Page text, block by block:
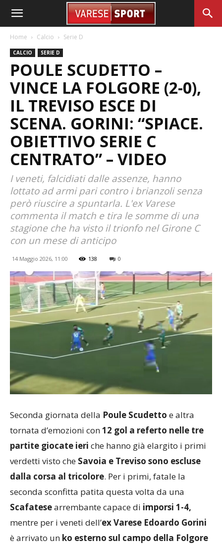
Home Calcio Serie D
CALCIO SERIE D
POULE SCUDETTO –
VINCE LA FOLGORE (2-0),
IL TREVISO ESCE DI
SCENA. GORINI: “SPIACE.
OBIETTIVO SERIE C
CENTRATO” – VIDEO
I veneti, falcidiati dalle assenze, hanno
lottato ad armi pari contro i brianzoli senza
però riuscire a spuntarla. L'ex Varese
commenta il match e tira le somme di una
stagione che ha visto il trionfo nel Girone C
con un mese di anticipo
14 Maggio 2026, 11:00 138 0
Seconda giornata della Poule Scudetto e altra
tornata d’emozioni con12 gol a referto nelle tre
partite giocate ieri che hanno già elargito i primi
verdetti visto che Savoia e Treviso sono escluse
dalla corsa al tricolore. Per i primi, fatale la
seconda sconfitta patita questa volta da una
Scafatesearrembante capace di imporsi 1-4,
mentre per i veneti dell’ex Varese Edoardo Gorini
è arrivato un ko esterno sul campo della Folgore